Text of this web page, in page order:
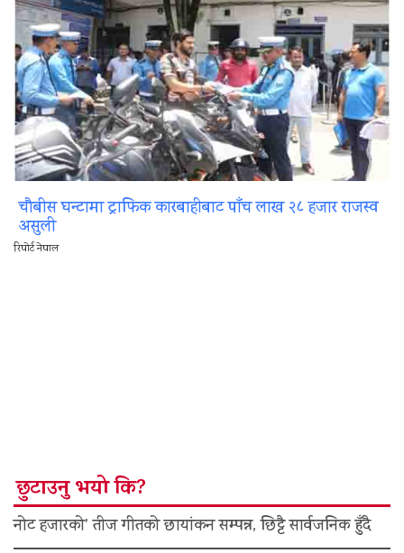
चौबीस घन्टामा ट्राफिक कारबाहीबाट पाँच लाख २८ हजार राजस्व
असुली
रिपोर्ट नेपाल
छुटाउनु भयो कि?
नोट हजारको’ तीज गीतको छायांकन सम्पन्न, छिट्टै सार्वजनिक हुँदै